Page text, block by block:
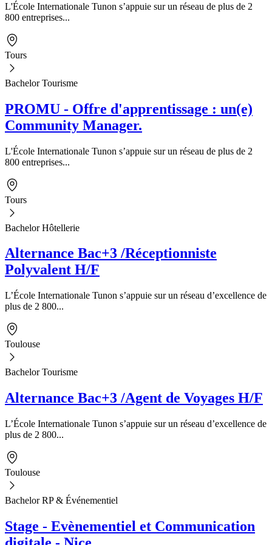
L'École Internationale Tunon s’appuie sur un réseau de plus de 2
800 entreprises...
Tours
Bachelor Tourisme
PROMU - Offre d'apprentissage : un(e)
Community Manager.
L'École Internationale Tunon s’appuie sur un réseau de plus de 2
800 entreprises...
Tours
Bachelor Hôtellerie
Alternance Bac+3 /Réceptionniste
Polyvalent H/F
L’École Internationale Tunon s’appuie sur un réseau d’excellence de
plus de 2 800...
Toulouse
Bachelor Tourisme
Alternance Bac+3 /Agent de Voyages H/F
L’École Internationale Tunon s’appuie sur un réseau d’excellence de
plus de 2 800...
Toulouse
Bachelor RP & Événementiel
Stage - Evènementiel et Communication